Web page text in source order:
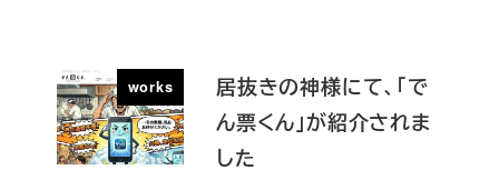
works
居抜きの神様にて、「で
ん票くん」が紹介されま
した